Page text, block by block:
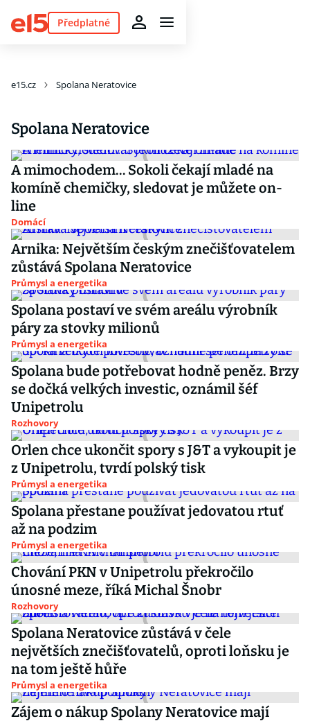
Předplatné
e15.cz Spolana Neratovice
Spolana Neratovice
A mimochodem… Sokoli čekají mladé na
komíně chemičky, sledovat je můžete on-
line
Domácí
Arnika: Největším českým znečišťovatelem
zůstává Spolana Neratovice
Průmysl a energetika
Spolana postaví ve svém areálu výrobník
páry za stovky milionů
Průmysl a energetika
Spolana bude potřebovat hodně peněz. Brzy
se dočká velkých investic, oznámil šéf
Unipetrolu
Rozhovory
Orlen chce ukončit spory s J&T a vykoupit je
z Unipetrolu, tvrdí polský tisk
Průmysl a energetika
Spolana přestane používat jedovatou rtuť
až na podzim
Průmysl a energetika
Chování PKN v Unipetrolu překročilo
únosné meze, říká Michal Šnobr
Rozhovory
Spolana Neratovice zůstává v čele
největších znečišťovatelů, oproti loňsku je
na tom ještě hůře
Průmysl a energetika
Zájem o nákup Spolany Neratovice mají